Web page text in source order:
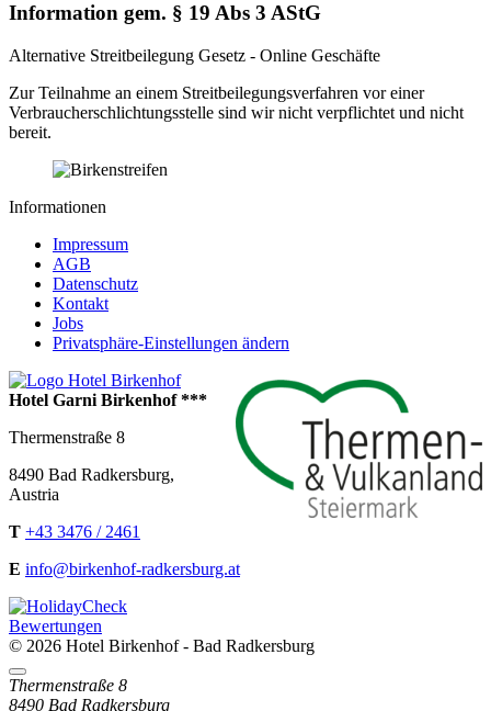
Information gem. § 19 Abs 3 AStG
Alternative Streitbeilegung Gesetz - Online Geschäfte
Zur Teilnahme an einem Streitbeilegungsverfahren vor einer
Verbraucherschlichtungsstelle sind wir nicht verpflichtet und nicht
bereit.
Informationen
Impressum
AGB
Datenschutz
Kontakt
Jobs
Privatsphäre-Einstellungen ändern
Hotel Garni Birkenhof ***
Thermenstraße 8
8490 Bad Radkersburg,
Austria
T +43 3476 / 2461
E info@birkenhof-radkersburg.at
Bewertungen
© 2026 Hotel Birkenhof - Bad Radkersburg
Directions
Thermenstraße 8
8490 Bad Radkersburg